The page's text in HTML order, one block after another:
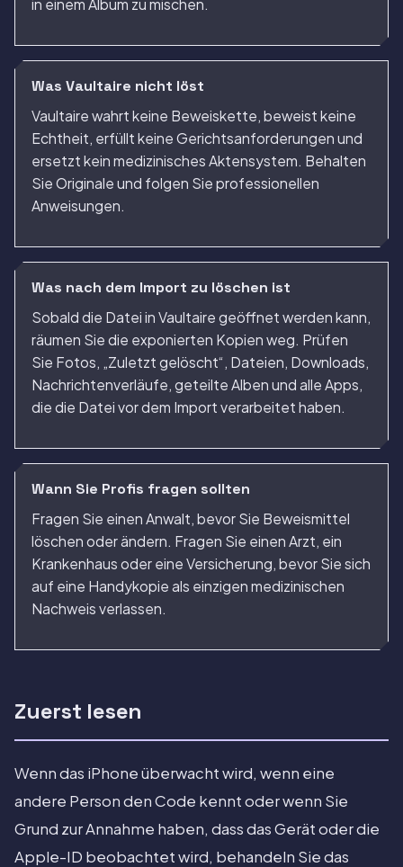
in einem Album zu mischen.
Was Vaultaire nicht löst
Vaultaire wahrt keine Beweiskette, beweist keine
Echtheit, erfüllt keine Gerichtsanforderungen und
ersetzt kein medizinisches Aktensystem. Behalten
Sie Originale und folgen Sie professionellen
Anweisungen.
Was nach dem Import zu löschen ist
Sobald die Datei in Vaultaire geöffnet werden kann,
räumen Sie die exponierten Kopien weg. Prüfen
Sie Fotos, „Zuletzt gelöscht“, Dateien, Downloads,
Nachrichtenverläufe, geteilte Alben und alle Apps,
die die Datei vor dem Import verarbeitet haben.
Wann Sie Profis fragen sollten
Fragen Sie einen Anwalt, bevor Sie Beweismittel
löschen oder ändern. Fragen Sie einen Arzt, ein
Krankenhaus oder eine Versicherung, bevor Sie sich
auf eine Handykopie als einzigen medizinischen
Nachweis verlassen.
Zuerst lesen
Wenn das iPhone überwacht wird, wenn eine
andere Person den Code kennt oder wenn Sie
Grund zur Annahme haben, dass das Gerät oder die
Apple-ID beobachtet wird, behandeln Sie das